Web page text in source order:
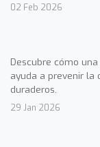
02 Feb 2026
Descubre cómo
ayuda a prevenir la
duraderos.
29 Jan 2026